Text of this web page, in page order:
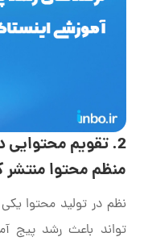
2. تقویم محتوایی
منظم محتوا منتشر
نظم در تولید محتوا
تواند باعث رشد پیج